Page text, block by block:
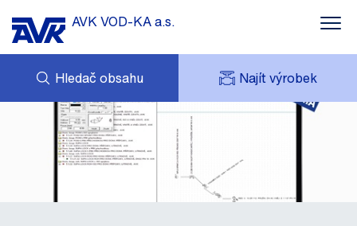
AVK VOD-KA a.s.
Hledač obsahu Najít výrobek
NOVINKY
KE STAŽENÍ
ZAJÍMAVÉ REFERENCE
AVK HOLDING (GROUP)
ESHOP